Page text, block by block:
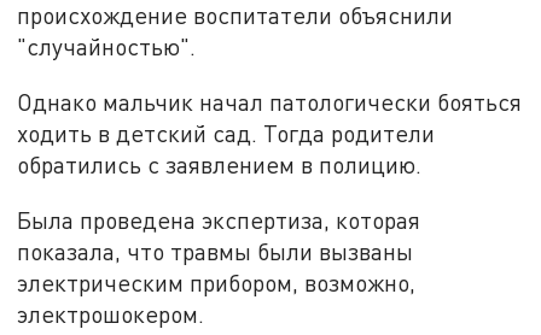
происхождение воспитатели объяснили
"случайностью".
Однако мальчик начал патологически бояться
ходить в детский сад. Тогда родители
обратились с заявлением в полицию.
Была проведена экспертиза, которая
показала, что травмы были вызваны
электрическим прибором, возможно,
электрошокером.